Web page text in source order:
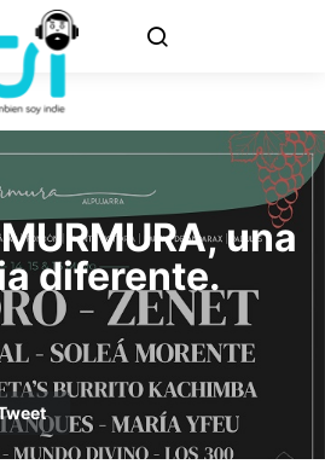
una
diferente.